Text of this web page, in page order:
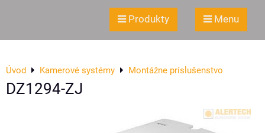
Produkty Menu
Úvod Kamerové systémy Montážne príslušenstvo
DZ1294-ZJ